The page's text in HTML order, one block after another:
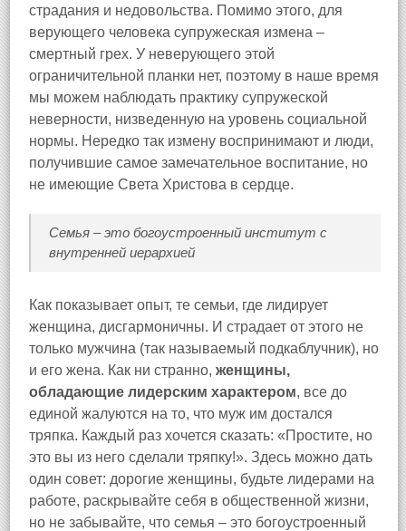
страдания и недовольства. Помимо этого, для
верующего человека супружеская измена –
смертный грех. У неверующего этой
ограничительной планки нет, поэтому в наше время
мы можем наблюдать практику супружеской
неверности, низведенную на уровень социальной
нормы. Нередко так измену воспринимают и люди,
получившие самое замечательное воспитание, но
не имеющие Света Христова в сердце.
Семья – это богоустроенный институт с
внутренней иерархией
Как показывает опыт, те семьи, где лидирует
женщина, дисгармоничны. И страдает от этого не
только мужчина (так называемый подкаблучник), но
и его жена. Как ни странно, женщины,
обладающие лидерским характером, все до
единой жалуются на то, что муж им достался
тряпка. Каждый раз хочется сказать: «Простите, но
это вы из него сделали тряпку!». Здесь можно дать
один совет: дорогие женщины, будьте лидерами на
работе, раскрывайте себя в общественной жизни,
но не забывайте, что семья – это богоустроенный